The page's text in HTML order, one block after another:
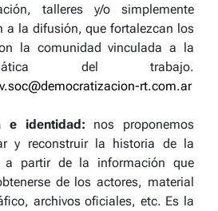
talleres y/o simplemente
a la difusión, que fortalezcan los
la comunidad vinculada a la
del trabajo.
rt.com.ar
e identidad: nos proponemos
y reconstruir la historia de la
a partir de la información que
de los actores, material
archivos oficiales, etc. Es la